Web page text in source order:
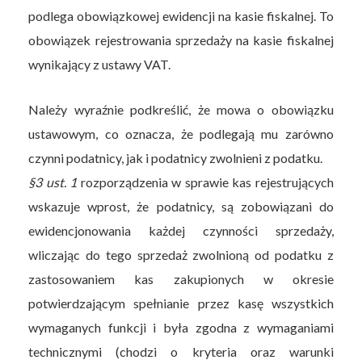
podlega obowiązkowej ewidencji na kasie fiskalnej. To
obowiązek rejestrowania sprzedaży na kasie fiskalnej
wynikający z ustawy VAT.
Należy wyraźnie podkreślić, że mowa o obowiązku
ustawowym, co oznacza, że podlegają mu zarówno
czynni podatnicy, jak i podatnicy zwolnieni z podatku.
§3 ust. 1 rozporządzenia w sprawie kas rejestrujących
wskazuje wprost, że podatnicy, są zobowiązani do
ewidencjonowania każdej czynności sprzedaży,
wliczając do tego sprzedaż zwolnioną od podatku z
zastosowaniem kas zakupionych w okresie
potwierdzającym spełnianie przez kasę wszystkich
wymaganych funkcji i była zgodna z wymaganiami
technicznymi (chodzi o kryteria oraz warunki